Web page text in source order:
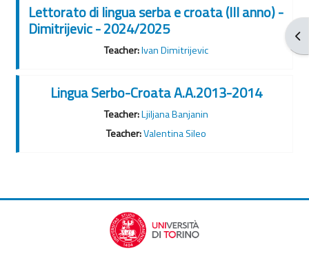
Lettorato di lingua serba e croata (III anno) -
Dimitrijevic - 2024/2025
Teacher:Ivan Dimitrijevic
Lingua Serbo-Croata A.A.2013-2014
Teacher:Ljiljana Banjanin
Teacher:Valentina Sileo